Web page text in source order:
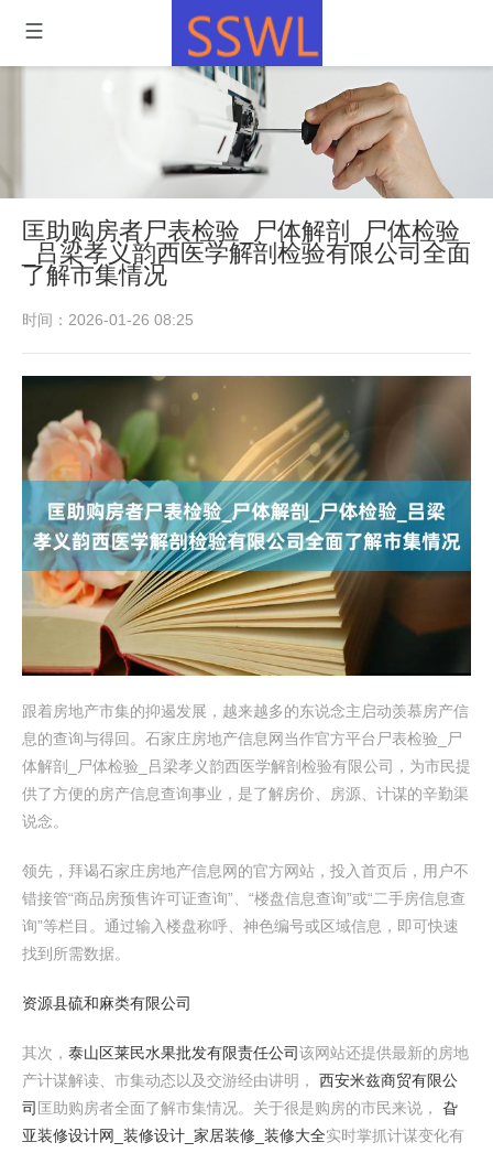
匡助购房者尸表检验_尸体解剖_尸体检验
_吕梁孝义韵西医学解剖检验有限公司全面
了解市集情况
时间：2026-01-26 08:25
跟着房地产市集的抑遏发展，越来越多的东说念主启动羡慕房产信
息的查询与得回。石家庄房地产信息网当作官方平台尸表检验_尸
体解剖_尸体检验_吕梁孝义韵西医学解剖检验有限公司，为市民提
供了方便的房产信息查询事业，是了解房价、房源、计谋的辛勤渠
说念。
领先，拜谒石家庄房地产信息网的官方网站，投入首页后，用户不
错接管“商品房预售许可证查询”、“楼盘信息查询”或“二手房信息查
询”等栏目。通过输入楼盘称呼、神色编号或区域信息，即可快速
找到所需数据。
资源县硫和麻类有限公司
其次， 泰山区莱民水果批发有限责任公司该网站还提供最新的房地
产计谋解读、市集动态以及交游经由讲明， 西安米兹商贸有限公
司 匡助购房者全面了解市集情况。关于很是购房的市民来说， 旮
亚装修设计网_装修设计_家居装修_装修大全实时掌抓计谋变化有